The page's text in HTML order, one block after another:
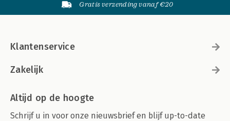
Gratis verzending vanaf €20
Klantenservice
Zakelijk
Altijd op de hoogte
Schrijf u in voor onze nieuwsbrief en blijf up-to-date